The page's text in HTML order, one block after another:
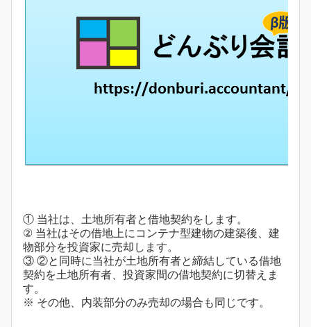
① 当社は、土地所有者と借地契約をします。
② 当社はその借地上にコンテナ型建物の建築後、建
物部分を投資家に売却します。
③ ②と同時に当社が土地所有者と締結している借地
契約を土地所有者、投資家間の借地契約に切替えま
す。
※ その他、内装部分のみ売却の場合も同じです。